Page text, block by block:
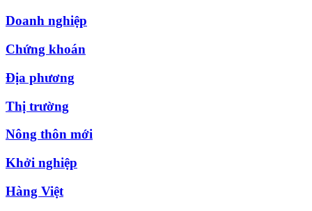
Doanh nghiệp
Chứng khoán
Địa phương
Thị trường
Nông thôn mới
Khởi nghiệp
Hàng Việt